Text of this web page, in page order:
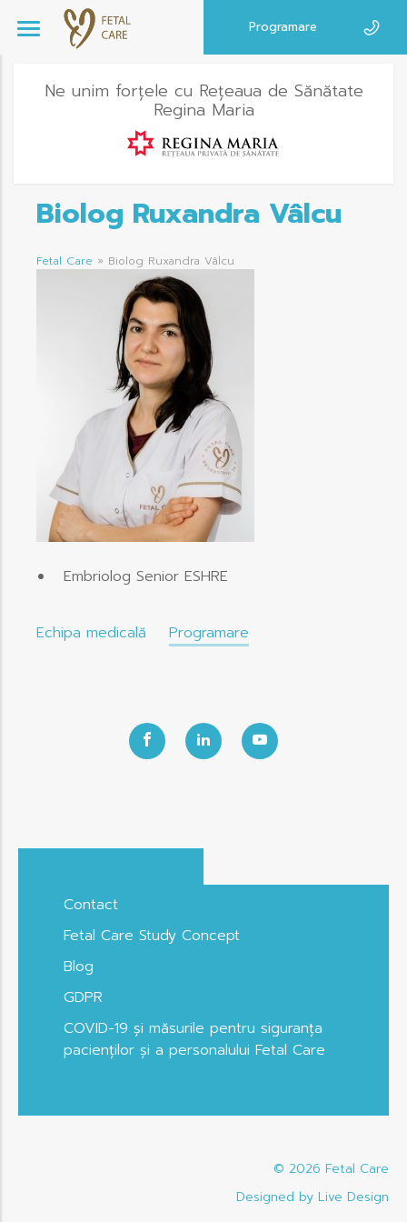
Programare
Ne unim forțele cu Rețeaua de Sănătate
Regina Maria
Biolog Ruxandra Vâlcu
Fetal Care » Biolog Ruxandra Vâlcu
Embriolog Senior ESHRE
Echipa medicală Programare
Contact
Fetal Care Study Concept
Blog
GDPR
COVID-19 și măsurile pentru siguranța
pacienților și a personalului Fetal Care
© 2026 Fetal Care
Designed by Live Design